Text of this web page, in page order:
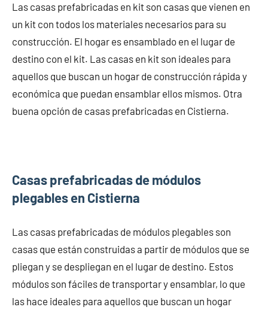
Las casas prefabricadas en kit son casas que vienen en
un kit con todos los materiales necesarios para su
construcción. El hogar es ensamblado en el lugar de
destino con el kit. Las casas en kit son ideales para
aquellos que buscan un hogar de construcción rápida y
económica que puedan ensamblar ellos mismos. Otra
buena opción de casas prefabricadas en Cistierna.
Casas prefabricadas de módulos
plegables en Cistierna
Las casas prefabricadas de módulos plegables son
casas que están construidas a partir de módulos que se
pliegan y se despliegan en el lugar de destino. Estos
módulos son fáciles de transportar y ensamblar, lo que
las hace ideales para aquellos que buscan un hogar